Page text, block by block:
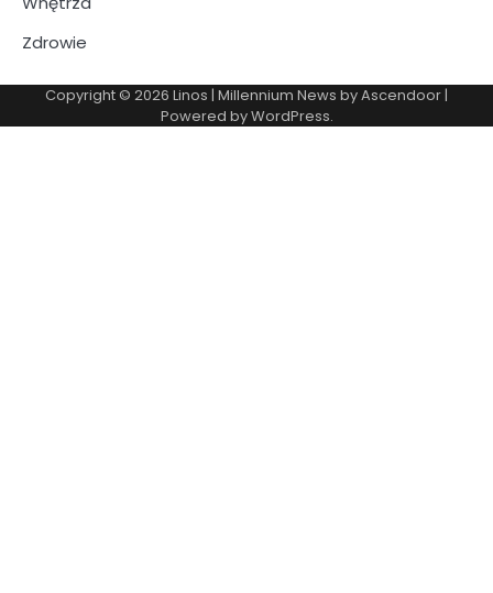
Zdrowie
Copyright © 2026 Linos | Millennium News byAscendoor |
Powered byWordPress.